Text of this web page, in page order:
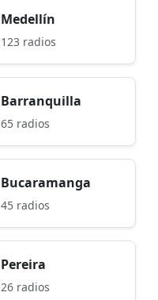
Medellín
123 radios
Barranquilla
65 radios
Bucaramanga
45 radios
Pereira
26 radios